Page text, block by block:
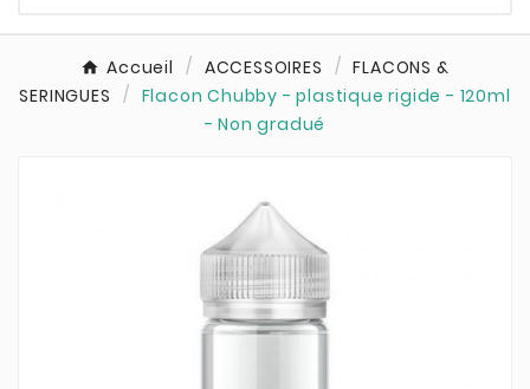
Accueil ACCESSOIRES
FLACONS &
SERINGUES
Flacon Chubby - plastique rigide - 120ml
- Non gradué